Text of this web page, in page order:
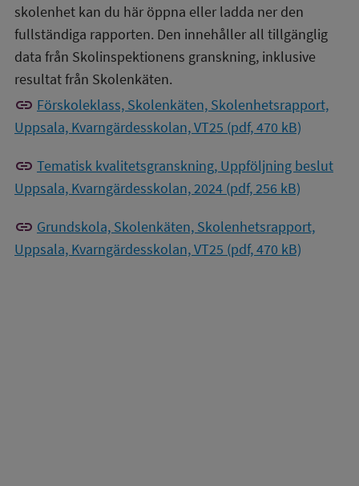
skolenhet kan du här öppna eller ladda ner den
fullständiga rapporten. Den innehåller all tillgänglig
data från Skolinspektionens granskning, inklusive
resultat från Skolenkäten.
link Förskoleklass, Skolenkäten, Skolenhetsrapport,
Uppsala, Kvarngärdesskolan, VT25 (pdf, 470 kB)
link Tematisk kvalitetsgranskning, Uppföljning beslut
Uppsala, Kvarngärdesskolan, 2024 (pdf, 256 kB)
link Grundskola, Skolenkäten, Skolenhetsrapport,
Uppsala, Kvarngärdesskolan, VT25 (pdf, 470 kB)